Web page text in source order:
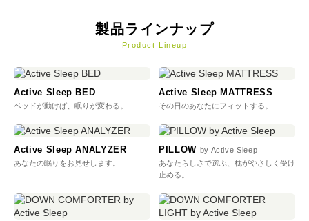
製品ラインナップ
Product Lineup
Active Sleep BED
ベッドが動けば、眠りが変わる。
Active Sleep MATTRESS
その日のあなたにフィットする。
Active Sleep ANALYZER
あなたの眠りをお見せします。
PILLOW by Active Sleep
あなたらしさで選ぶ、枕がやさしく受け
止める。